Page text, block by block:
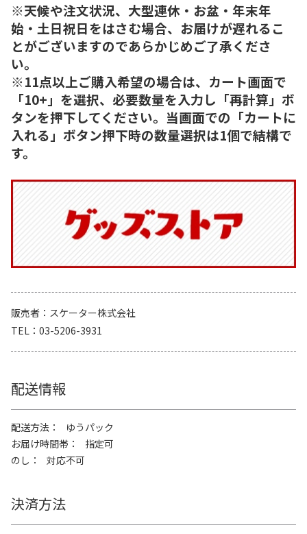
※天候や注文状況、大型連休・お盆・年末年
始・土日祝日をはさむ場合、お届けが遅れるこ
とがございますのであらかじめご了承くださ
い。
※11点以上ご購入希望の場合は、カート画面で
「10+」を選択、必要数量を入力し「再計算」ボ
タンを押下してください。当画面での「カートに
入れる」ボタン押下時の数量選択は1個で結構で
す。
販売者
スケーター株式会社
TEL
03-5206-3931
配送情報
配送方法
ゆうパック
お届け時間帯
指定可
のし
対応不可
決済方法